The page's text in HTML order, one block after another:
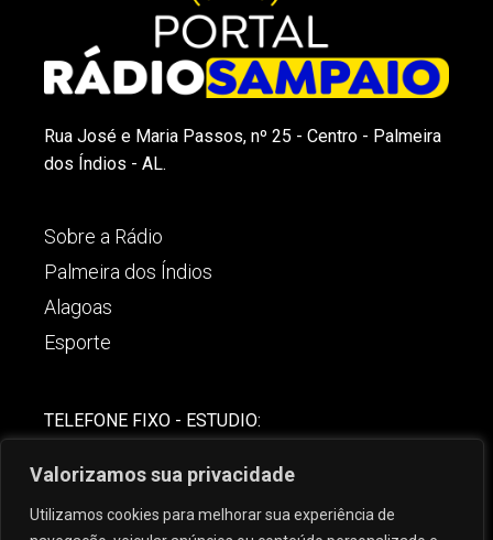
Valorizamos sua privacidade
Utilizamos cookies para melhorar sua experiência de
Rua José e Maria Passos, nº 25 - Centro - Palmeira
dos Índios - AL.
Sobre a Rádio
Palmeira dos Índios
Alagoas
Esporte
TELEFONE FIXO - ESTUDIO:
(82) 99621-8806